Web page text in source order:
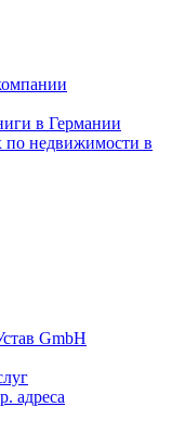
в Германии
по недвижимости в
GmbH
адреса